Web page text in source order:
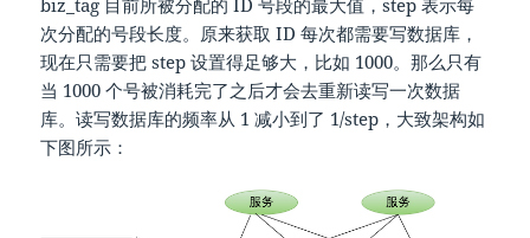
次分配的号段长度。原来获取 ID 每次都需要写数据库，
现在只需要把 step 设置得足够大，比如 1000。那么只有
当 1000 个号被消耗完了之后才会去重新读写一次数据
库。读写数据库的频率从 1 减小到了 1/step，大致架构如
下图所示：